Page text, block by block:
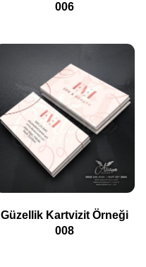
006
Güzellik Kartvizit Örneği
008